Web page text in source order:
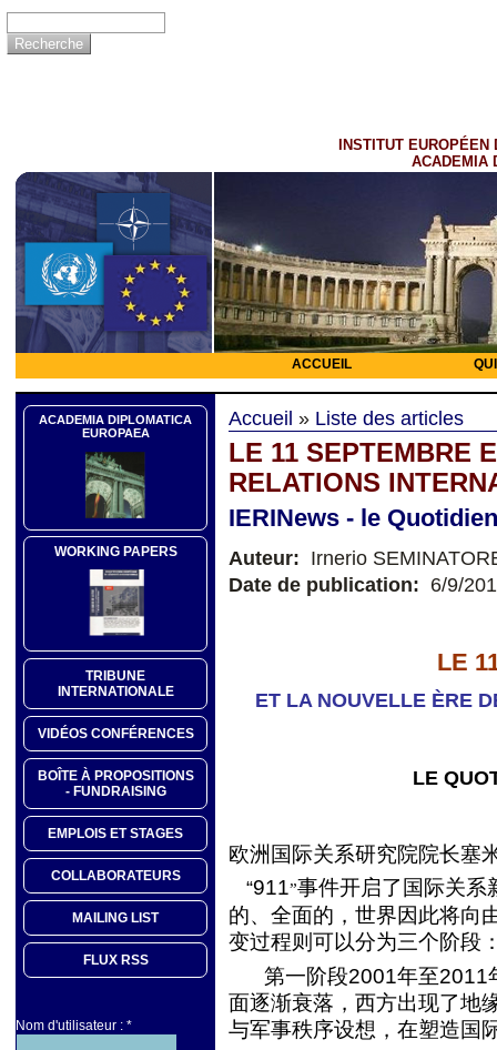
INSTITUT EUROPÉEN
ACADEMIA
ACCUEIL
ACADEMIA DIPLOMATICA
EUROPAEA
WORKING PAPERS
TRIBUNE
INTERNATIONALE
VIDÉOS CONFÉRENCES
BOÎTE À PROPOSITIONS
- FUNDRAISING
EMPLOIS ET STAGES
COLLABORATEURS
MAILING LIST
FLUX RSS
Nom d'utilisateur : *
Accueil » Liste des articles
LE 11 SEPTEMBRE
RELATIONS
IERINews - le
Auteur: Irnerio
Date de publication: 6/9/
LE
ET LA NOUVELLE ÈRE
LE
欧洲国际关系研究院院长塞
“911”事件开启了国际关系
的、全面的，世界因此将向
变过程则可以分为三个阶段
第一阶段2001年至2011
面逐渐衰落，西方出现了地
与军事秩序设想，在塑造国